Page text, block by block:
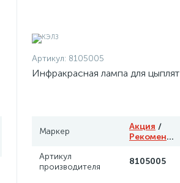
Артикул: 8105005
Инфракрасная лампа для цыплят
Маркер Акция /
Рекомендуем
Артикул
производителя
8105005